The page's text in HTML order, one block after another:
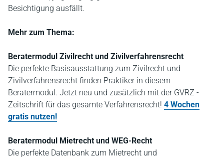
Besichtigung ausfällt.
Mehr zum Thema:
Beratermodul Zivilrecht und Zivilverfahrensrecht
Die perfekte Basisausstattung zum Zivilrecht und
Zivilverfahrensrecht finden Praktiker in diesem
Beratermodul. Jetzt neu und zusätzlich mit der GVRZ -
Zeitschrift für das gesamte Verfahrensrecht! 4 Wochen
gratis nutzen!
Beratermodul Mietrecht und WEG-Recht
Die perfekte Datenbank zum Mietrecht und